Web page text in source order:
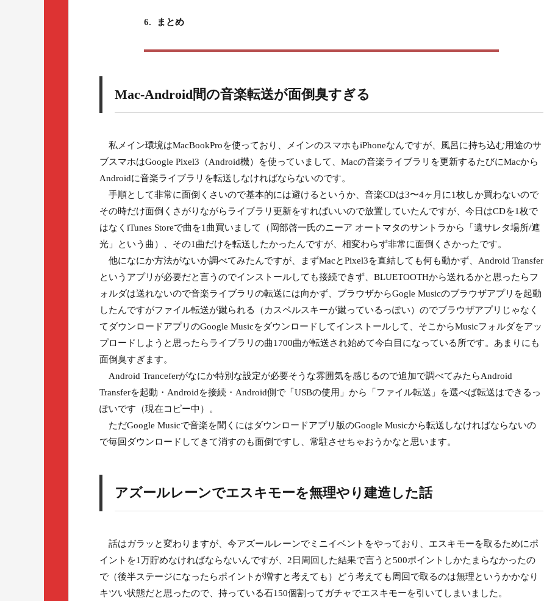
6. まとめ
Mac-Android間の音楽転送が面倒臭すぎる
私メイン環境はMacBookProを使っており、メインのスマホもiPhoneなんですが、風呂に持ち込む用途のサ
ブスマホはGoogle Pixel3（Android機）を使っていまして、Macの音楽ライブラリを更新するたびにMacから
Androidに音楽ライブラリを転送しなければならないのです。
手順として非常に面倒くさいので基本的には避けるというか、音楽CDは3〜4ヶ月に1枚しか買わないので
その時だけ面倒くさがりながらライブラリ更新をすればいいので放置していたんですが、今日はCDを1枚で
はなくiTunes Storeで曲を1曲買いまして（岡部啓一氏のニーア オートマタのサントラから「遺サレタ場所/遮
光」という曲）、その1曲だけを転送したかったんですが、相変わらず非常に面倒くさかったです。
他になにか方法がないか調べてみたんですが、まずMacとPixel3を直結しても何も動かず、Android Transfer
というアプリが必要だと言うのでインストールしても接続できず、BLUETOOTHから送れるかと思ったらフ
ォルダは送れないので音楽ライブラリの転送には向かず、ブラウザからGogle Musicのブラウザアプリを起動
したんですがファイル転送が蹴られる（カスペルスキーが蹴っているっぽい）のでブラウザアプリじゃなく
てダウンロードアプリのGoogle Musicをダウンロードしてインストールして、そこからMusicフォルダをアッ
プロードしようと思ったらライブラリの曲1700曲が転送され始めて今白目になっている所です。あまりにも
面倒臭すぎます。
Android Tranceferがなにか特別な設定が必要そうな雰囲気を感じるので追加で調べてみたらAndroid
Transferを起動・Androidを接続・Android側で「USBの使用」から「ファイル転送」を選べば転送はできるっ
ぽいです（現在コピー中）。
ただGoogle Musicで音楽を聞くにはダウンロードアプリ版のGoogle Musicから転送しなければならないの
で毎回ダウンロードしてきて消すのも面倒ですし、常駐させちゃおうかなと思います。
アズールレーンでエスキモーを無理やり建造した話
話はガラッと変わりますが、今アズールレーンでミニイベントをやっており、エスキモーを取るためにポ
イントを1万貯めなければならないんですが、2日周回した結果で言うと500ポイントしかたまらなかったの
で（後半ステージになったらポイントが増すと考えても）どう考えても周回で取るのは無理というかかなり
キツい状態だと思ったので、持っている石150個割ってガチャでエスキモーを引いてしまいました。